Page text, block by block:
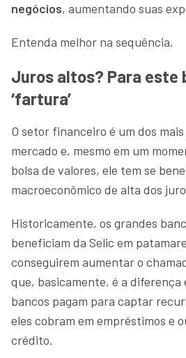
negócios, aumentando suas
Entenda melhor na sequência.
Juros altos? Para este
‘fartura’
O setor financeiro é um dos
mercado e, mesmo em um
bolsa de valores, ele tem se
macroeconômico de alta dos
Historicamente, os grandes
beneficiam da Selic em
conseguirem aumentar o
que, basicamente, é a diferença
bancos pagam para captar
eles cobram em empréstimos e
crédito.